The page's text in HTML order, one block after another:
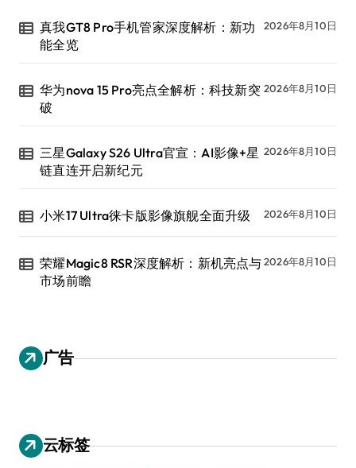
真我GT8 Pro手机管家深度解析：新功
能全览
2026年8月10日
华为nova 15 Pro亮点全解析：科技新突
破
2026年8月10日
三星Galaxy S26 Ultra官宣：AI影像+星
链直连开启新纪元
2026年8月10日
小米17 Ultra徕卡版影像旗舰全面升级 2026年8月10日
荣耀Magic8 RSR深度解析：新机亮点与
市场前瞻
2026年8月10日
广告
云标签